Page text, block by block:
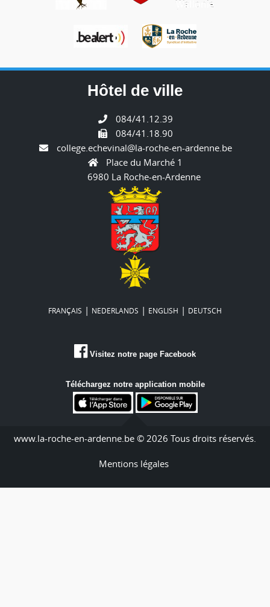
Hôtel de ville
084/41.12.39
084/41.18.90
college.echevinal@la-roche-en-ardenne.be
Place du Marché 1
6980 La Roche-en-Ardenne
FRANÇAIS | NEDERLANDS | ENGLISH | DEUTSCH
Visitez notre page Facebook
Téléchargez notre application mobile
www.la-roche-en-ardenne.be © 2026 Tous droits réservés.
Mentions légales